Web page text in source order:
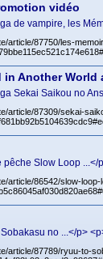
vidéo
de vampire, les
article/87750/les-
Another
Sekai Saikou no
article/87309/sekai-
Slow Loop
article/86542/slow-
no ...</p>
article/87789/ryuu-to-